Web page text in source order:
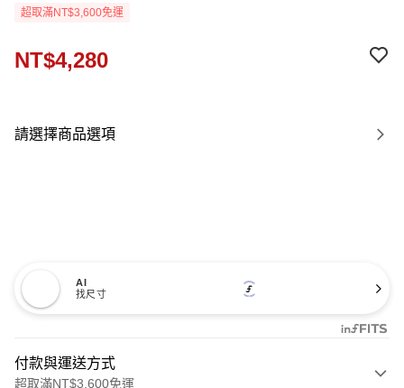
超取滿NT$3,600免運
NT$4,280
請選擇商品選項
AI
找尺寸
付款與運送方式
超取滿NT$3,600免運